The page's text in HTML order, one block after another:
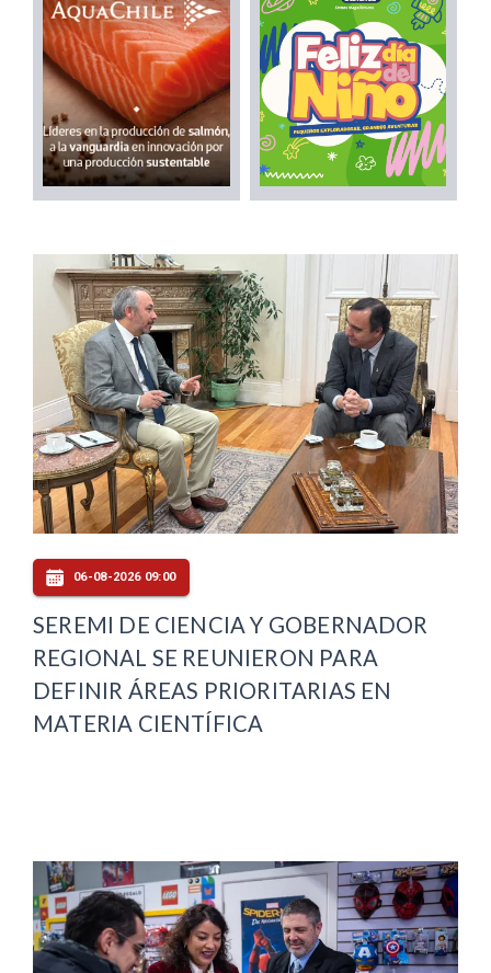
06-08-2026 09:00
SEREMI DE CIENCIA Y GOBERNADOR
REGIONAL SE REUNIERON PARA
DEFINIR ÁREAS PRIORITARIAS EN
MATERIA CIENTÍFICA